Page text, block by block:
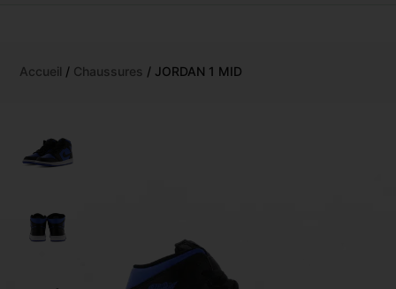
Accueil / Chaussures / JORDAN 1 MID